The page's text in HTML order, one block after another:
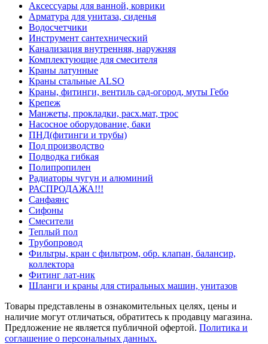
Аксессуары для ванной, коврики
Арматура для унитаза, сиденья
Водосчетчики
Инструмент сантехнический
Канализация внутренняя, наружняя
Комплектующие для смесителя
Краны латунные
Краны стальные ALSO
Краны, фитинги, вентиль сад-огород, муты Гебо
Крепеж
Манжеты, прокладки, расх.мат, трос
Насосное оборудование, баки
ПНД(фитинги и трубы)
Под производство
Подводка гибкая
Полипропилен
Радиаторы чугун и алюминий
РАСПРОДАЖА!!!
Санфаянс
Сифоны
Смесители
Теплый пол
Трубопровод
Фильтры, кран с фильтром, обр. клапан, балансир,
коллектора
Фитинг лат-ник
Шланги и краны для стиральных машин, унитазов
Товары представлены в ознакомительных целях, цены и
наличие могут отличаться, обратитесь к продавцу магазина.
Предложение не является публичной офертой. Политика и
соглашение о персональных данных.